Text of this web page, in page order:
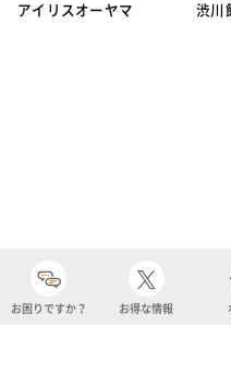
アイリスオーヤマ
渋川
お困りですか？ お得な情報